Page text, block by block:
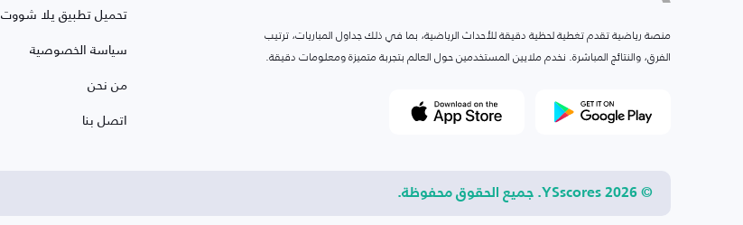
منصة رياضية تقدم تغطية لحظية دقيقة للأحداث الرياضية، بما في ذلك جداول المباريات، ترتيب
الفرق، والنتائج المباشرة. نخدم ملايين المستخدمين حول العالم بتجربة متميزة ومعلومات دقيقة.
تحميل تطبيق يلا شووت
سياسة الخصوصية
من نحن
اتصل بنا
© 2026 YSscores. جميع الحقوق محفوظة.